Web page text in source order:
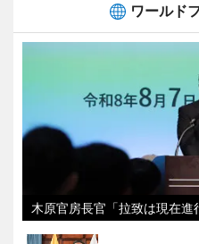
ワールド
木原官房長官「拉致は現在進